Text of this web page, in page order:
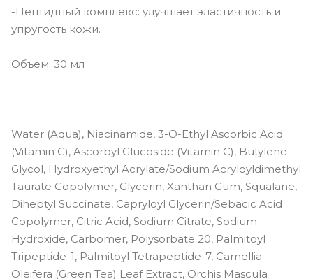
-Пептидный комплекс: улучшает эластичность и
упругость кожи.
Объем: 30 мл
Water (Aqua), Niacinamide, 3-O-Ethyl Ascorbic Acid
(Vitamin C), Ascorbyl Glucoside (Vitamin C), Butylene
Glycol, Hydroxyethyl Acrylate/Sodium Acryloyldimethyl
Taurate Copolymer, Glycerin, Xanthan Gum, Squalane,
Diheptyl Succinate, Capryloyl Glycerin/Sebacic Acid
Copolymer, Citric Acid, Sodium Citrate, Sodium
Hydroxide, Carbomer, Polysorbate 20, Palmitoyl
Tripeptide-1, Palmitoyl Tetrapeptide-7, Camellia
Oleifera (Green Tea) Leaf Extract, Orchis Mascula